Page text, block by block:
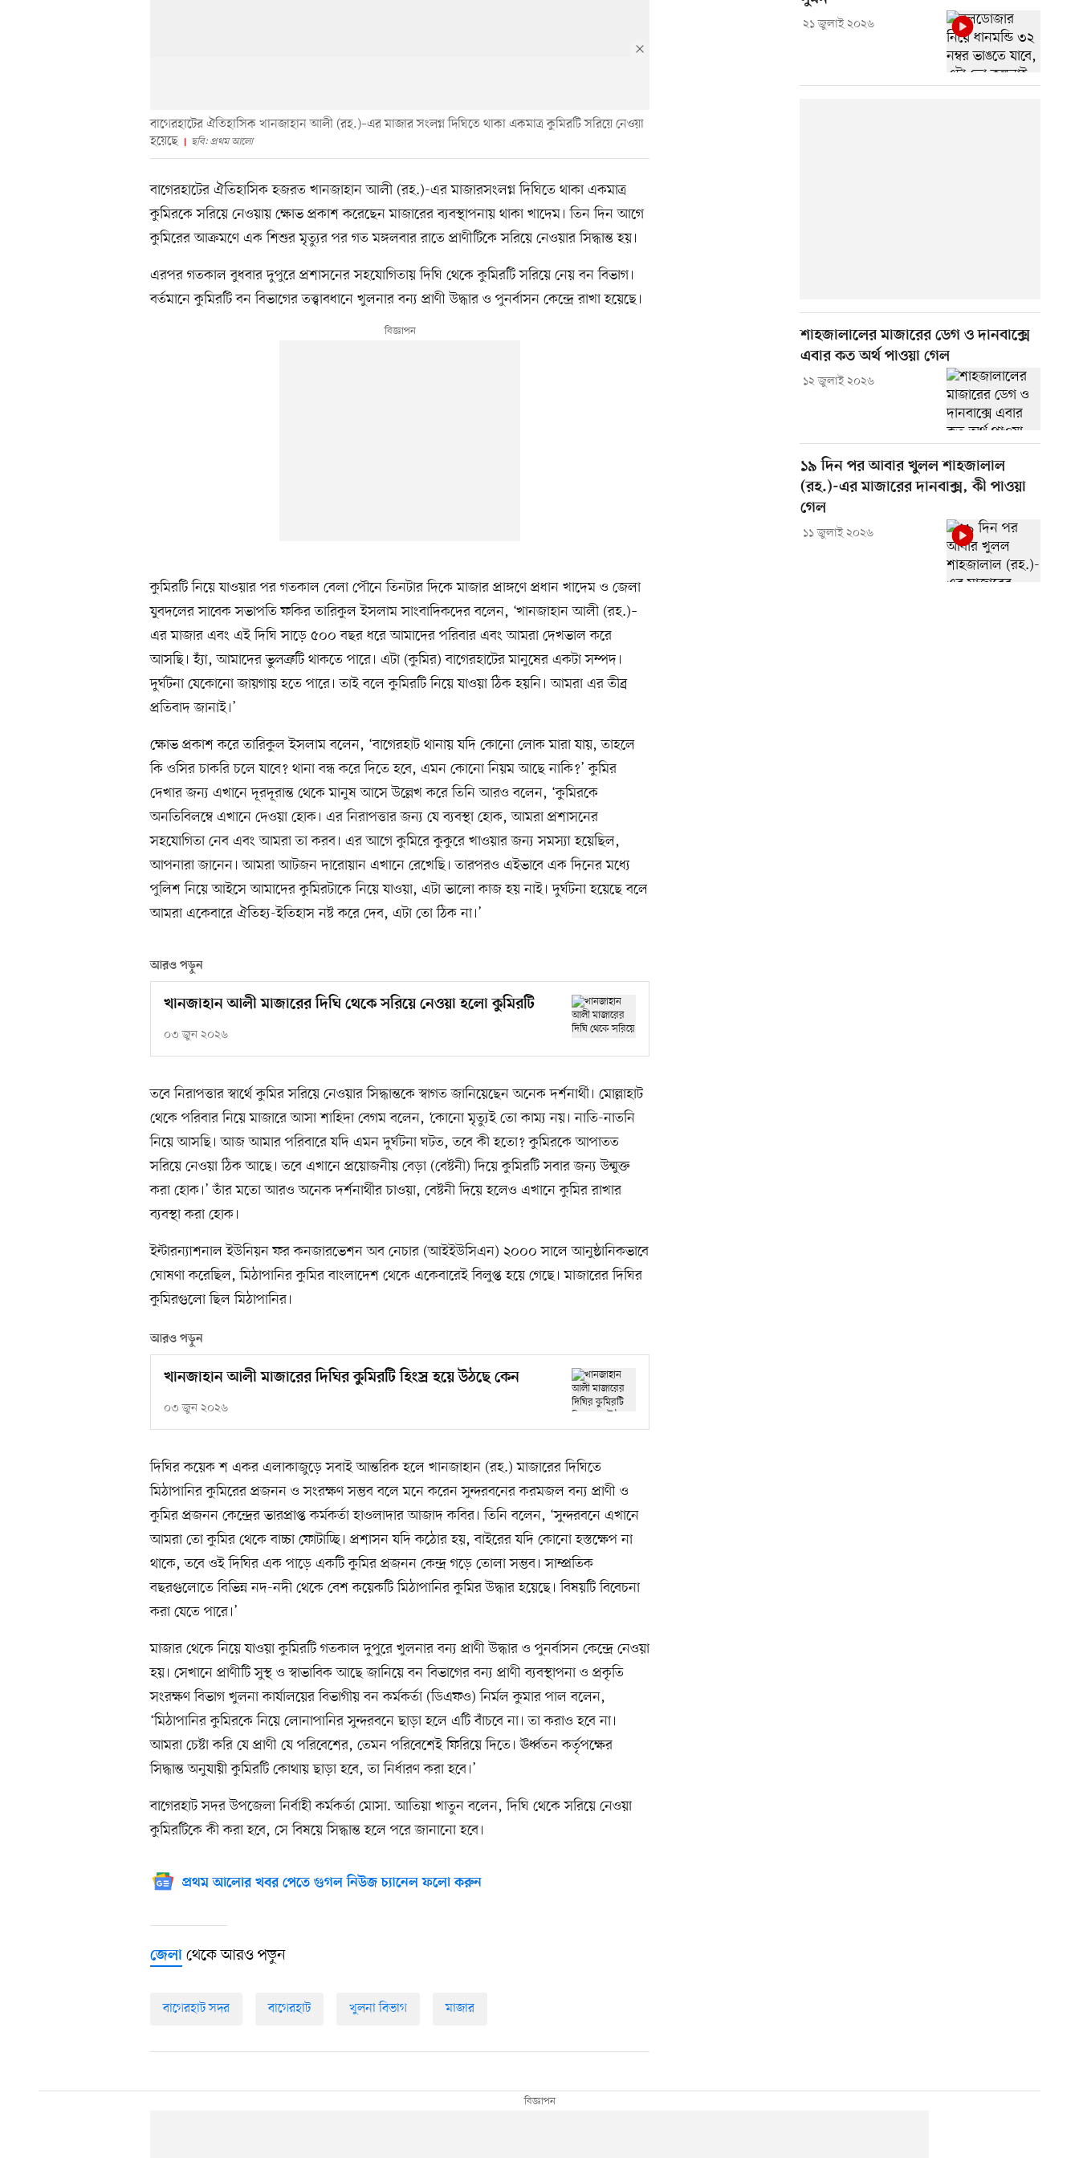
বাগেরহাটের ঐতিহাসিক খানজাহান আলী (রহ.)–এর মাজার সংলগ্ন দিঘিতে থাকা একমাত্র কুমিরটি সরিয়ে নেওয়া
হয়েছে
ছবি: প্রথম আলো
বাগেরহাটের ঐতিহাসিক হজরত খানজাহান আলী (রহ.)-এর মাজারসংলগ্ন দিঘিতে থাকা একমাত্র
কুমিরকে সরিয়ে নেওয়ায় ক্ষোভ প্রকাশ করেছেন মাজারের ব্যবস্থাপনায় থাকা খাদেম। তিন দিন আগে
কুমিরের আক্রমণে এক শিশুর মৃত্যুর পর গত মঙ্গলবার রাতে প্রাণীটিকে সরিয়ে নেওয়ার সিদ্ধান্ত হয়।
এরপর গতকাল বুধবার দুপুরে প্রশাসনের সহযোগিতায় দিঘি থেকে কুমিরটি সরিয়ে নেয় বন বিভাগ।
বর্তমানে কুমিরটি বন বিভাগের তত্ত্বাবধানে খুলনার বন্য প্রাণী উদ্ধার ও পুনর্বাসন কেন্দ্রে রাখা হয়েছে।
কুমিরটি নিয়ে যাওয়ার পর গতকাল বেলা পৌনে তিনটার দিকে মাজার প্রাঙ্গণে প্রধান খাদেম ও জেলা
যুবদলের সাবেক সভাপতি ফকির তারিকুল ইসলাম সাংবাদিকদের বলেন, ‘খানজাহান আলী (রহ.)–
এর মাজার এবং এই দিঘি সাড়ে ৫০০ বছর ধরে আমাদের পরিবার এবং আমরা দেখভাল করে
আসছি। হ্যাঁ, আমাদের ভুলত্রুটি থাকতে পারে। এটা (কুমির) বাগেরহাটের মানুষের একটা সম্পদ।
দুর্ঘটনা যেকোনো জায়গায় হতে পারে। তাই বলে কুমিরটি নিয়ে যাওয়া ঠিক হয়নি। আমরা এর তীব্র
প্রতিবাদ জানাই।’
ক্ষোভ প্রকাশ করে তারিকুল ইসলাম বলেন, ‘বাগেরহাট থানায় যদি কোনো লোক মারা যায়, তাহলে
কি ওসির চাকরি চলে যাবে? থানা বন্ধ করে দিতে হবে, এমন কোনো নিয়ম আছে নাকি?’ কুমির
দেখার জন্য এখানে দূরদূরান্ত থেকে মানুষ আসে উল্লেখ করে তিনি আরও বলেন, ‘কুমিরকে
অনতিবিলম্বে এখানে দেওয়া হোক। এর নিরাপত্তার জন্য যে ব্যবস্থা হোক, আমরা প্রশাসনের
সহযোগিতা নেব এবং আমরা তা করব। এর আগে কুমিরে কুকুরে খাওয়ার জন্য সমস্যা হয়েছিল,
আপনারা জানেন। আমরা আটজন দারোয়ান এখানে রেখেছি। তারপরও এইভাবে এক দিনের মধ্যে
পুলিশ নিয়ে আইসে আমাদের কুমিরটাকে নিয়ে যাওয়া, এটা ভালো কাজ হয় নাই। দুর্ঘটনা হয়েছে বলে
আমরা একেবারে ঐতিহ্য-ইতিহাস নষ্ট করে দেব, এটা তো ঠিক না।’
আরও পড়ুন
খানজাহান আলী মাজারের দিঘি থেকে সরিয়ে নেওয়া হলো কুমিরটি
০৩ জুন ২০২৬
তবে নিরাপত্তার স্বার্থে কুমির সরিয়ে নেওয়ার সিদ্ধান্তকে স্বাগত জানিয়েছেন অনেক দর্শনার্থী। মোল্লাহাট
থেকে পরিবার নিয়ে মাজারে আসা শাহিদা বেগম বলেন, ‘কোনো মৃত্যুই তো কাম্য নয়। নাতি-নাতনি
নিয়ে আসছি। আজ আমার পরিবারে যদি এমন দুর্ঘটনা ঘটত, তবে কী হতো? কুমিরকে আপাতত
সরিয়ে নেওয়া ঠিক আছে। তবে এখানে প্রয়োজনীয় বেড়া (বেষ্টনী) দিয়ে কুমিরটি সবার জন্য উন্মুক্ত
করা হোক।’ তাঁর মতো আরও অনেক দর্শনার্থীর চাওয়া, বেষ্টনী দিয়ে হলেও এখানে কুমির রাখার
ব্যবস্থা করা হোক।
ইন্টারন্যাশনাল ইউনিয়ন ফর কনজারভেশন অব নেচার (আইইউসিএন) ২০০০ সালে আনুষ্ঠানিকভাবে
ঘোষণা করেছিল, মিঠাপানির কুমির বাংলাদেশ থেকে একেবারেই বিলুপ্ত হয়ে গেছে। মাজারের দিঘির
কুমিরগুলো ছিল মিঠাপানির।
আরও পড়ুন
খানজাহান আলী মাজারের দিঘির কুমিরটি হিংস্র হয়ে উঠছে কেন
০৩ জুন ২০২৬
দিঘির কয়েক শ একর এলাকাজুড়ে সবাই আন্তরিক হলে খানজাহান (রহ.) মাজারের দিঘিতে
মিঠাপানির কুমিরের প্রজনন ও সংরক্ষণ সম্ভব বলে মনে করেন সুন্দরবনের করমজল বন্য প্রাণী ও
কুমির প্রজনন কেন্দ্রের ভারপ্রাপ্ত কর্মকর্তা হাওলাদার আজাদ কবির। তিনি বলেন, ‘সুন্দরবনে এখানে
আমরা তো কুমির থেকে বাচ্চা ফোটাচ্ছি। প্রশাসন যদি কঠোর হয়, বাইরের যদি কোনো হস্তক্ষেপ না
থাকে, তবে ওই দিঘির এক পাড়ে একটি কুমির প্রজনন কেন্দ্র গড়ে তোলা সম্ভব। সাম্প্রতিক
বছরগুলোতে বিভিন্ন নদ-নদী থেকে বেশ কয়েকটি মিঠাপানির কুমির উদ্ধার হয়েছে। বিষয়টি বিবেচনা
করা যেতে পারে।’
মাজার থেকে নিয়ে যাওয়া কুমিরটি গতকাল দুপুরে খুলনার বন্য প্রাণী উদ্ধার ও পুনর্বাসন কেন্দ্রে নেওয়া
হয়। সেখানে প্রাণীটি সুস্থ ও স্বাভাবিক আছে জানিয়ে বন বিভাগের বন্য প্রাণী ব্যবস্থাপনা ও প্রকৃতি
সংরক্ষণ বিভাগ খুলনা কার্যালয়ের বিভাগীয় বন কর্মকর্তা (ডিএফও) নির্মল কুমার পাল বলেন,
‘মিঠাপানির কুমিরকে নিয়ে লোনাপানির সুন্দরবনে ছাড়া হলে এটি বাঁচবে না। তা করাও হবে না।
আমরা চেষ্টা করি যে প্রাণী যে পরিবেশের, তেমন পরিবেশেই ফিরিয়ে দিতে। ঊর্ধ্বতন কর্তৃপক্ষের
সিদ্ধান্ত অনুযায়ী কুমিরটি কোথায় ছাড়া হবে, তা নির্ধারণ করা হবে।’
বাগেরহাট সদর উপজেলা নির্বাহী কর্মকর্তা মোসা. আতিয়া খাতুন বলেন, দিঘি থেকে সরিয়ে নেওয়া
কুমিরটিকে কী করা হবে, সে বিষয়ে সিদ্ধান্ত হলে পরে জানানো হবে।
প্রথম আলোর খবর পেতে গুগল নিউজ চ্যানেল ফলো করুন
জেলা থেকে আরও পড়ুন
বাগেরহাট সদর বাগেরহাট খুলনা বিভাগ মাজার
২১ জুলাই ২০২৬
শাহজালালের মাজারের ডেগ ও দানবাক্সে
এবার কত অর্থ পাওয়া গেল
১২ জুলাই ২০২৬
১৯ দিন পর আবার খুলল শাহজালাল
(রহ.)-এর মাজারের দানবাক্স, কী পাওয়া
গেল
১১ জুলাই ২০২৬